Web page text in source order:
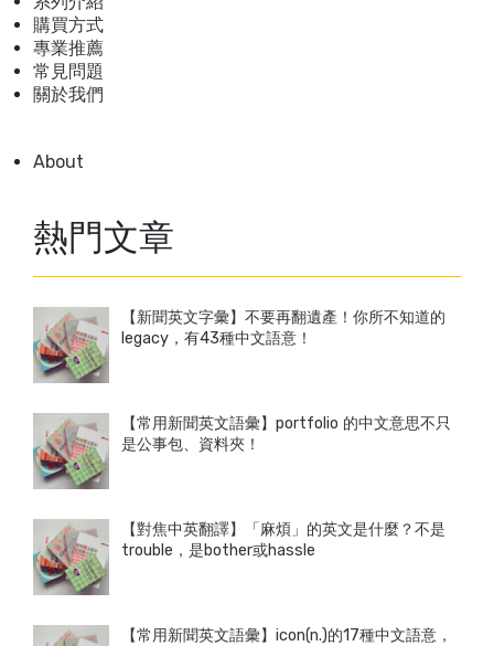
購買方式
專業推薦
常見問題
關於我們
About
熱門文章
【新聞英文字彙】不要再翻遺產！你所不知道的
legacy，有43種中文語意！
【常用新聞英文語彙】portfolio 的中文意思不只
是公事包、資料夾！
【對焦中英翻譯】「麻煩」的英文是什麼？不是
trouble，是bother或hassle
【常用新聞英文語彙】icon(n.)的17種中文語意，